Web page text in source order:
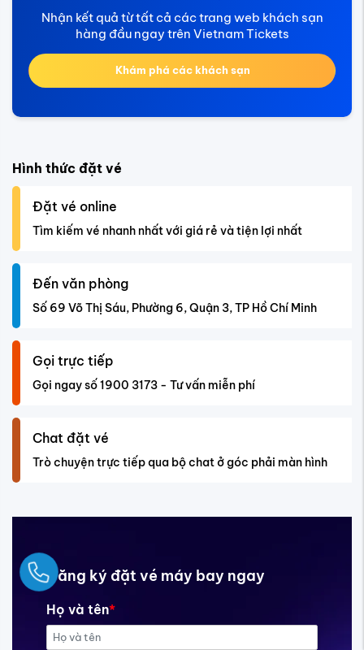
Nhận kết quả từ tất cả các trang web khách sạn
hàng đầu ngay trên Vietnam Tickets
Khám phá các khách sạn
Hình thức đặt vé
Đặt vé online
Tìm kiếm vé nhanh nhất với giá rẻ và tiện lợi nhất
Đến văn phòng
Số 69 Võ Thị Sáu, Phường 6, Quận 3, TP Hồ Chí Minh
Gọi trực tiếp
Gọi ngay số 1900 3173 - Tư vấn miễn phí
Chat đặt vé
Trò chuyện trực tiếp qua bộ chat ở góc phải màn hình
Đăng ký đặt vé máy bay ngay
Họ và tên*